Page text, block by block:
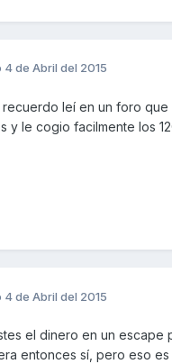
4 de Abril del 2015
recuerdo leí en un foro
y le cogio facilmente los
4 de Abril del 2015
el dinero en un escape
entonces sí, pero eso